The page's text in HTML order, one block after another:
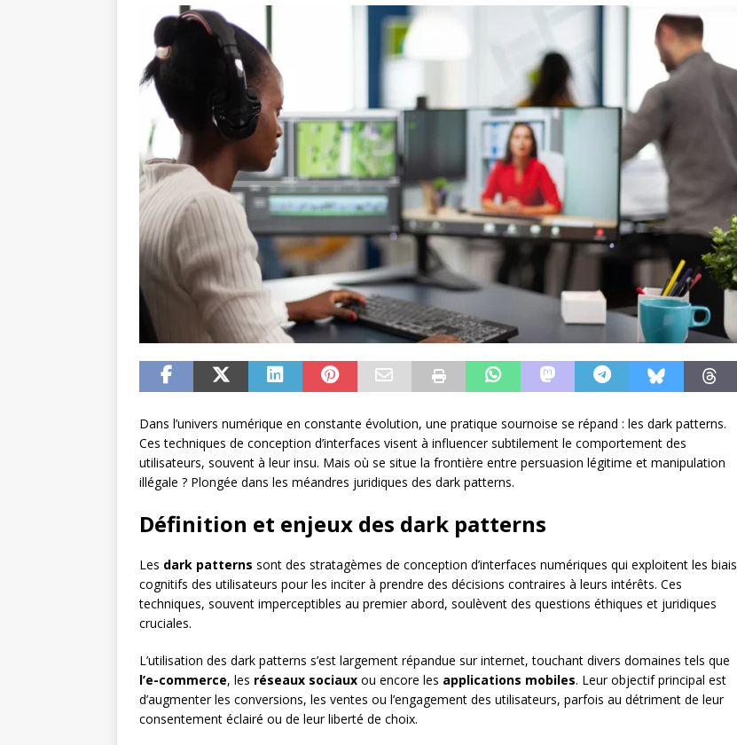
Dans l’univers numérique en constante évolution, une pratique sournoise se répand : les dark patterns.
Ces techniques de conception d’interfaces visent à influencer subtilement le comportement des
utilisateurs, souvent à leur insu. Mais où se situe la frontière entre persuasion légitime et manipulation
illégale ? Plongée dans les méandres juridiques des dark patterns.
Définition et enjeux des dark patterns
Les dark patterns sont des stratagèmes de conception d’interfaces numériques qui exploitent les biais
cognitifs des utilisateurs pour les inciter à prendre des décisions contraires à leurs intérêts. Ces
techniques, souvent imperceptibles au premier abord, soulèvent des questions éthiques et juridiques
cruciales.
L’utilisation des dark patterns s’est largement répandue sur internet, touchant divers domaines tels que
l’e-commerce, les réseaux sociaux ou encore les applications mobiles. Leur objectif principal est
d’augmenter les conversions, les ventes ou l’engagement des utilisateurs, parfois au détriment de leur
consentement éclairé ou de leur liberté de choix.